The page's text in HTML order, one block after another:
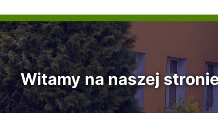
głównej
nawigacyjnego
strony
Witamy na naszej